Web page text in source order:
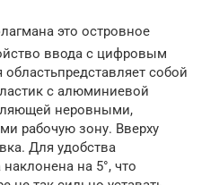
это островное
ввода с цифровым
собой
с алюминиевой
неровными,
рабочую зону. Вверху
Для удобства
на 5°, что